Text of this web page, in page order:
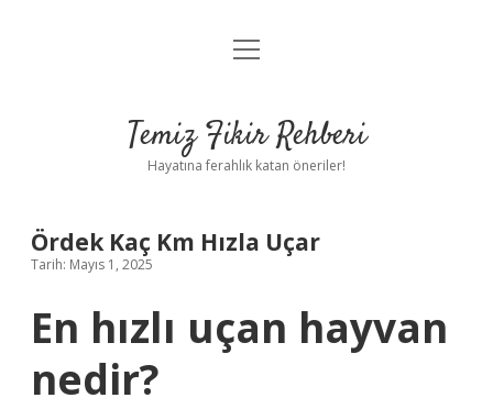
Anasayfa
Yasal Uyarı
menüyü
Temiz Fikir Rehberi
Hayatına ferahlık katan öneriler!
Ördek Kaç Km Hızla Uçar
Tarih: Mayıs 1, 2025
En hızlı uçan hayvan
nedir?